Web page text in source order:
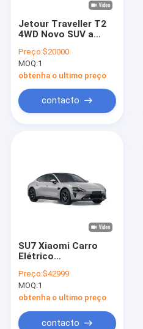
Jetour Traveller T2
4WD Novo SUV a
Preço:$20000
MOQ:1
obtenha o ultimo preço
contacto
SU7 Xiaomi Carro
Elétrico
Rápido Distância
Longa Todo Elétrico
Limousine 150km / h
Preço:$42999
MOQ:1
obtenha o ultimo preço
contacto